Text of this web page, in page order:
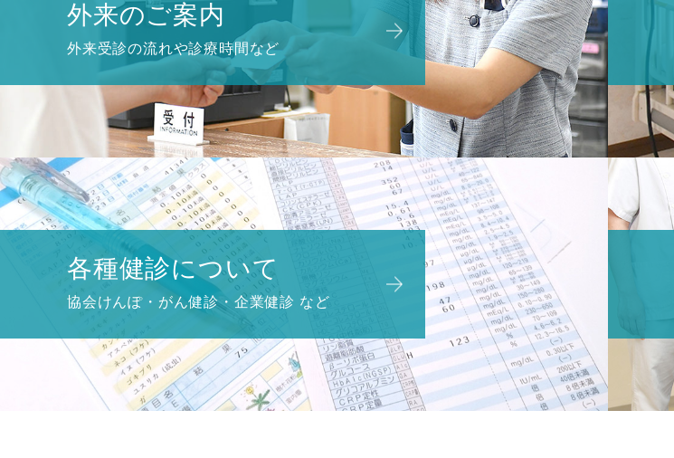
外来のご案内
外来受診の流れや診療時間など
各種健診について
協会けんぽ・がん健診・企業健診 など